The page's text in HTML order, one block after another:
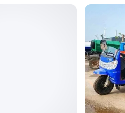
、柴油动力真的是所有重载场
然柴油款重载三轮车以强劲动力著
环境的特殊性。在隧道、矿洞等密
热可能成为制约因素；而频繁启停
时扭矩优势反而更明显。
压自卸功能的选择同样需要警惕：